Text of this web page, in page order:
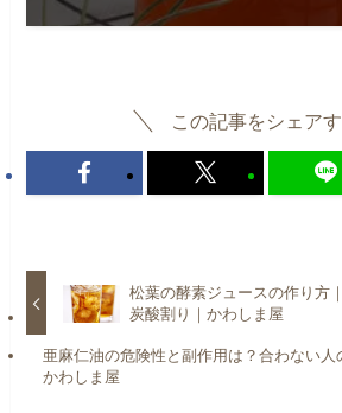
この記事をシェア
松葉の酵素ジュースの作り方
炭酸割り｜かわしま屋
亜麻仁油の危険性と副作用は？合わない人
かわしま屋